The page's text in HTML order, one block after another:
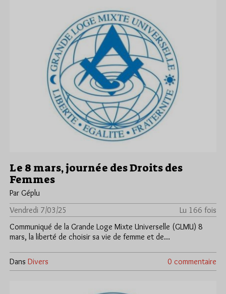
Le 8 mars, journée des Droits des
Femmes
Par Géplu
Vendredi 7/03/25
Lu 166 fois
Communiqué de la Grande Loge Mixte Universelle (GLMU) 8
mars, la liberté de choisir sa vie de femme et de…
Dans Divers 0 commentaire